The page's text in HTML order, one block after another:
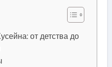
от детства до